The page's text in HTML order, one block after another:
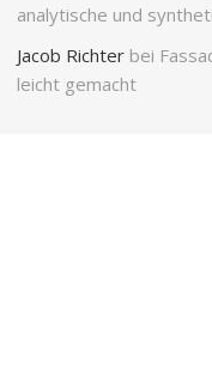
analytische und
Jacob Richter bei
leicht gemacht